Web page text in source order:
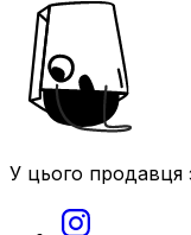
У цього продавця